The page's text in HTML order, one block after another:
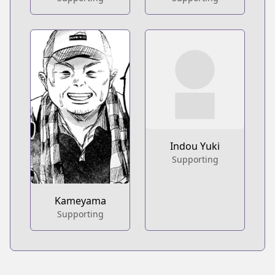
Indou Yuki
Supporting
Kameyama
Supporting